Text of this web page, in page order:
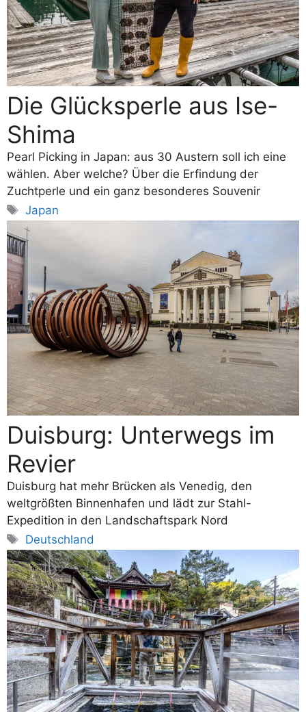
Die Glücksperle aus Ise-
Shima
Pearl Picking in Japan: aus 30 Austern soll ich eine
wählen. Aber welche? Über die Erfindung der
Zuchtperle und ein ganz besonderes Souvenir
Schlagwörter
Japan
Duisburg: Unterwegs im
Revier
Duisburg hat mehr Brücken als Venedig, den
weltgrößten Binnenhafen und lädt zur Stahl-
Expedition in den Landschaftspark Nord
Schlagwörter
Deutschland